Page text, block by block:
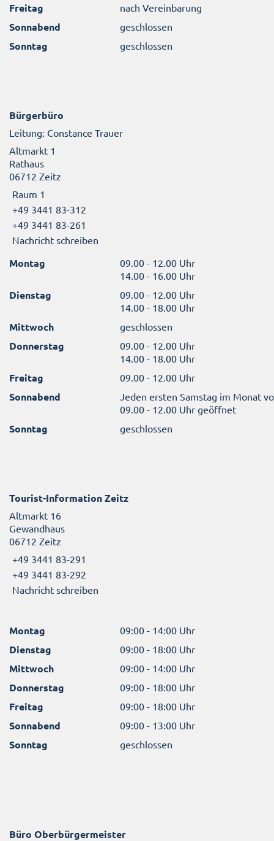
Freitag nach Vereinbarung
Sonnabend geschlossen
Sonntag geschlossen
Bürgerbüro
Leitung: Constance Trauer
Altmarkt 1
Rathaus
06712 Zeitz
Raum 1
+49 3441 83-312
+49 3441 83-261
Nachricht schreiben
Montag
09.00 - 12.00 Uhr
14.00 - 16.00 Uhr
Dienstag
09.00 - 12.00 Uhr
14.00 - 18.00 Uhr
Mittwoch geschlossen
Donnerstag
09.00 - 12.00 Uhr
14.00 - 18.00 Uhr
Freitag 09.00 - 12.00 Uhr
Sonnabend
Jeden ersten Samstag im Monat
09.00 - 12.00 Uhr geöffnet
Sonntag geschlossen
Tourist-Information Zeitz
Altmarkt 16
Gewandhaus
06712 Zeitz
+49 3441 83-291
+49 3441 83-292
Nachricht schreiben
Montag 09:00 - 14:00 Uhr
Dienstag 09:00 - 18:00 Uhr
Mittwoch 09:00 - 14:00 Uhr
Donnerstag 09:00 - 18:00 Uhr
Freitag 09:00 - 18:00 Uhr
Sonnabend 09:00 - 13:00 Uhr
Sonntag geschlossen
Büro Oberbürgermeister